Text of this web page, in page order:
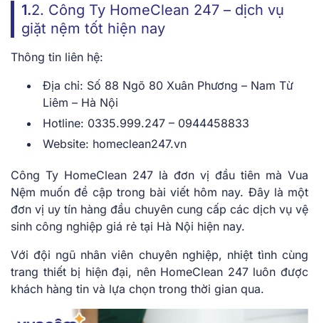
1.2. Công Ty HomeClean 247 – dịch vụ
giặt nệm tốt hiện nay
Thông tin liên hệ:
Địa chỉ: Số 88 Ngõ 80 Xuân Phương – Nam Từ
Liêm – Hà Nội
Hotline: 0335.999.247 – 0944458833
Website: homeclean247.vn
Công Ty HomeClean 247 là đơn vị đầu tiên mà Vua
Nệm muốn đề cập trong bài viết hôm nay. Đây là một
đơn vị uy tín hàng đầu chuyên cung cấp các dịch vụ vệ
sinh công nghiệp giá rẻ tại Hà Nội hiện nay.
Với đội ngũ nhân viên chuyên nghiệp, nhiệt tình cùng
trang thiết bị hiện đại, nên HomeClean 247 luôn được
khách hàng tin và lựa chọn trong thời gian qua.